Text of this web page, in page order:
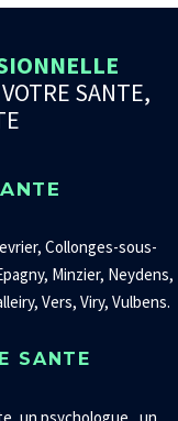
VOTRE SANTE,
Collonges-sous-
Minzier, Neydens,
Vers, Viry, Vulbens.
SANTE